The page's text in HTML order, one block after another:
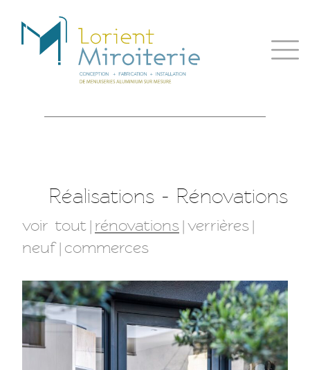
Réalisations - Rénovations
voir tout | rénovations|verrières|
neuf| commerces